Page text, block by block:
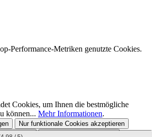
Performance-Metriken genutzte Cookies.
Cookies, um Ihnen die bestmögliche
können... Mehr Informationen.
Nur funktionale Cookies akzeptieren